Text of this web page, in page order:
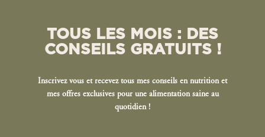
TOUS LES MOIS : DES
CONSEILS GRATUITS !
Inscrivez vous et recevez tous mes conseils en nutrition et
mes offres exclusives pour une alimentation saine au
quotidien !